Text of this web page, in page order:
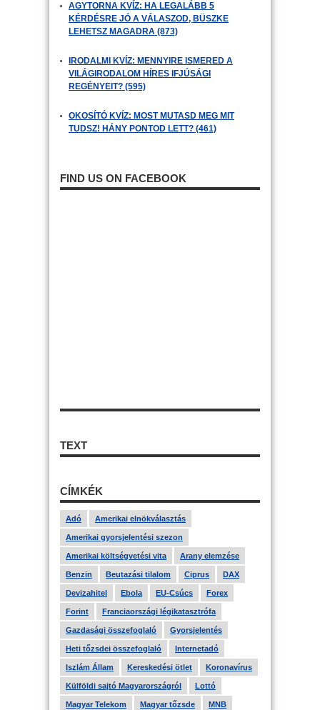
AGYTORNA KVÍZ: HA LEGALÁBB 5
KÉRDÉSRE JÓ A VÁLASZOD, BÜSZKE
LEHETSZ MAGADRA (873)
IRODALMI KVÍZ: MENNYIRE ISMERED A
VILÁGIRODALOM HÍRES IFJÚSÁGI
REGÉNYEIT? (595)
OKOSÍTÓ KVÍZ: MOST MUTASD MEG MIT
TUDSZ! HÁNY PONTOD LETT? (461)
FIND US ON FACEBOOK
TEXT
CÍMKÉK
Adó Amerikai elnökválasztás
Amerikai gyorsjelentési szezon
Amerikai költségvetési vita Arany elemzése
Benzin Beutazási tilalom Ciprus DAX
Devizahitel Ebola EU-Csúcs Forex
Forint Franciaországi légikatasztrófa
Gazdasági összefoglaló Gyorsjelentés
Heti tőzsdei összefoglaló Internetadó
Iszlám Állam Kereskedési ötlet Koronavírus
Külföldi sajtó Magyarországról Lottó
Magyar Telekom Magyar tőzsde MNB